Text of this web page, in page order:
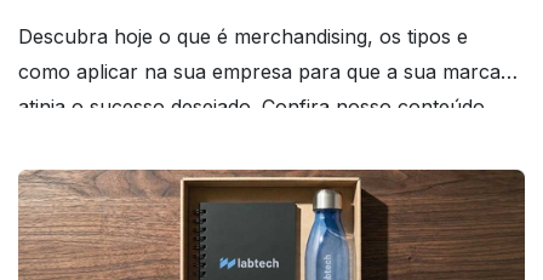
Descubra hoje o que é merchandising, os tipos e
como aplicar na sua empresa para que a sua marca
atinja o sucesso desejado. Confira nosso conteúdo